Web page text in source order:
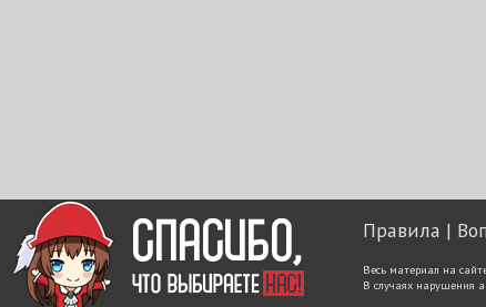
Правила
Весь материал на
В случаях нарушения